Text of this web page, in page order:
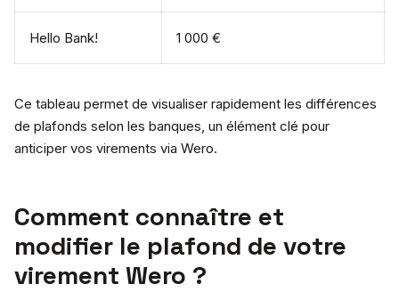
Hello Bank! 1 000 €
Ce tableau permet de visualiser rapidement les différences
de plafonds selon les banques, un élément clé pour
anticiper vos virements via Wero.
Comment connaître et
modifier le plafond de votre
virement Wero ?